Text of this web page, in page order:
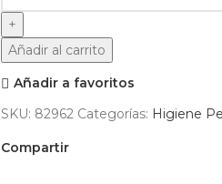
Añadir al carrito
Añadir a favoritos
SKU: 82962 Categorías: Higiene
Compartir